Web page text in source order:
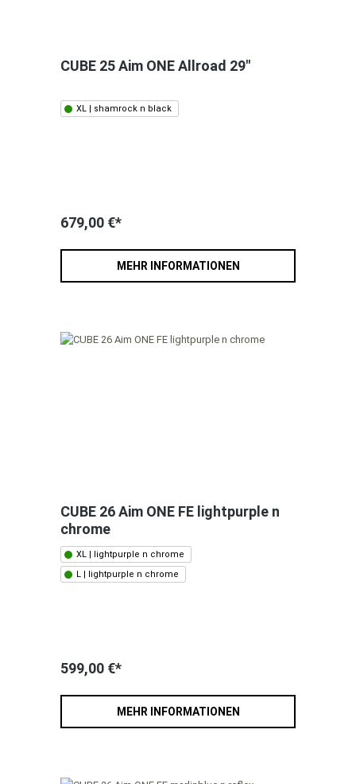
CUBE 25 Aim ONE Allroad 29"
XL | shamrock n black
679,00 €*
MEHR INFORMATIONEN
CUBE 26 Aim ONE FE lightpurple n
chrome
XL | lightpurple n chrome
L | lightpurple n chrome
599,00 €*
MEHR INFORMATIONEN